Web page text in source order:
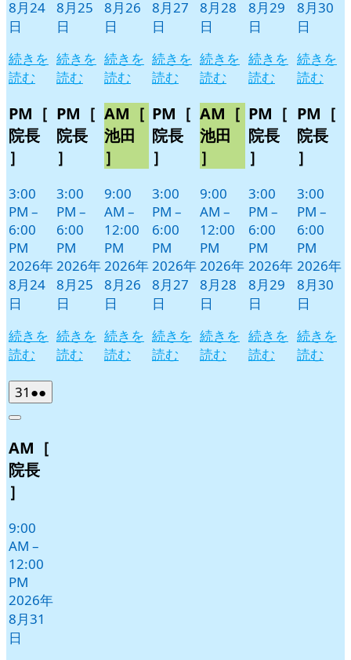
8月24
日
続きを
読む
PM［
院長
］
3:00
PM –
6:00
PM
2026年
8月24
日
続きを
読む
8月25
日
続きを
読む
PM［
院長
］
3:00
PM –
6:00
PM
2026年
8月25
日
続きを
読む
8月26
日
続きを
読む
AM［
池田
］
9:00
AM –
12:00
PM
2026年
8月26
日
続きを
読む
8月27
日
続きを
読む
PM［
院長
］
3:00
PM –
6:00
PM
2026年
8月27
日
続きを
読む
8月28
日
続きを
読む
AM［
池田
］
9:00
AM –
12:00
PM
2026年
8月28
日
続きを
読む
8月29
日
続きを
読む
PM［
院長
］
3:00
PM –
6:00
PM
2026年
8月29
日
続きを
読む
8月30
日
続きを
読む
PM［
院長
］
3:00
PM –
6:00
PM
2026年
8月30
日
続きを
読む
31 2026
年
月
31
日
●●
件
イ
Close
AM［
院長
］
9:00
AM –
12:00
PM
2026年
8月31
日